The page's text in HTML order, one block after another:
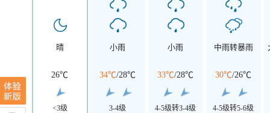
晴
26℃
<3级
小雨
34℃/28℃
3-4级
小雨
33℃/28℃
4-5级转3-4级
中雨转暴雨
30℃/26℃
4-5级转5-6级